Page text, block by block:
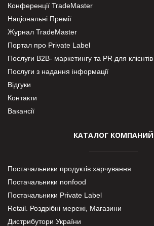
Конференції TradeMaster
Національні Премії
Журнал TradeMaster
Портал про Private Label
Послуги В2В- маркетингу та PR для клієнтів
Послуги з надання інформації
Відгуки
Контакти
Вакансії
КАТАЛОГ КОМПАНИЙ
Постачальники продуктів харчування
Постачальники nonfood
Постачальники Private Label
Retail. Роздрібні мережі, Магазини
Дистрибутори України